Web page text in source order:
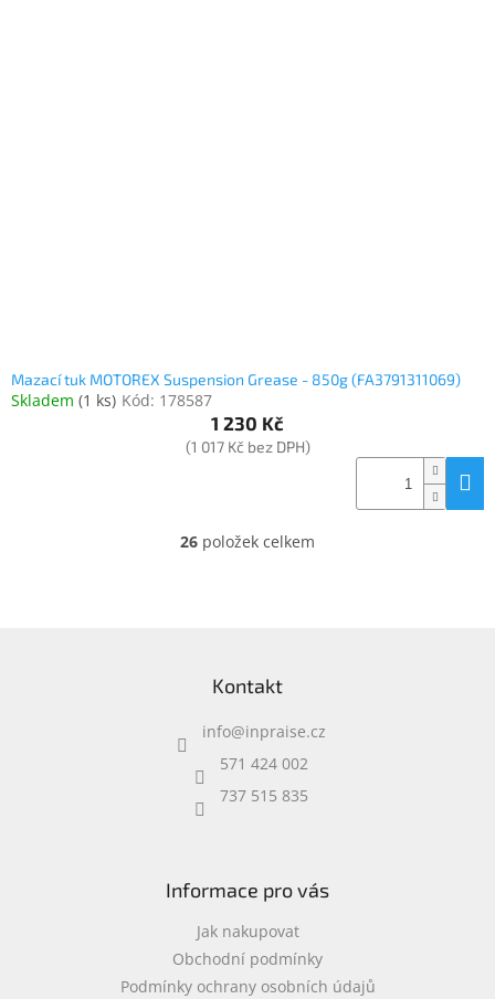
Mazací tuk MOTOREX Suspension Grease - 850g (FA3791311069)
Skladem (1 ks) Kód: 178587
1 230 Kč
(1 017 Kč bez DPH)
O
c
í
r
v
y
i
s
u
26 položek celkem
Kontakt
info@inpraise.cz
571 424 002
737 515 835
Informace pro vás
Jak nakupovat
Obchodní podmínky
Podmínky ochrany osobních údajů